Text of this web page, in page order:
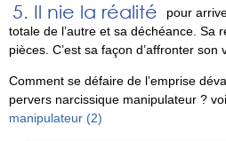
Il nie la réalité
pour
totale de l’autre et sa déchéance. Sa
pièces. C’est sa façon d’affronter son
Comment se défaire de l’emprise
pervers narcissique manipulateur ?
manipulateur (2)